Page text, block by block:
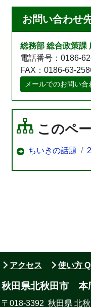
お問い合わせ
総務部 総合政策課
電話番号：0186-
FAX：0186-63-
メールでのお問い合
このペ
ちいきの話題
アクセス 使い方
秋田県北秋田市 本
〒018-3392 秋田県 北